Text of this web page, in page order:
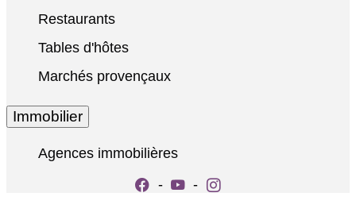
Restaurants
Tables d'hôtes
Marchés provençaux
Immobilier
Agences immobilières
-
-